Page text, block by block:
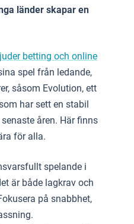
länder skapar en
betting och online
spel från ledande,
såsom Evolution, ett
har sett en stabil
åren. Här finns
för alla.
spelande i
är både lagkrav och
på snabbhet,